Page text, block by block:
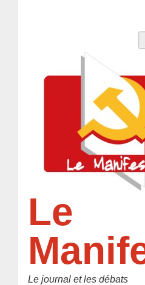
Le
Le journal et les débats